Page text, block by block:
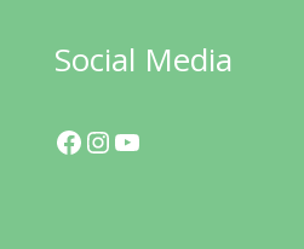
Social Media
Facebook
Instagram
YouTube